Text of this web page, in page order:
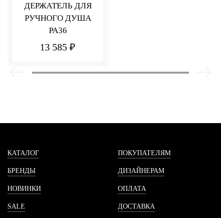
ДЕРЖАТЕЛЬ ДЛЯ
РУЧНОГО ДУША
PA36
13 585 ₽
КАТАЛОГ
БРЕНДЫ
НОВИНКИ
SALE
ПОКУПАТЕЛЯМ
ДИЗАЙНЕРАМ
ОПЛАТА
ДОСТАВКА